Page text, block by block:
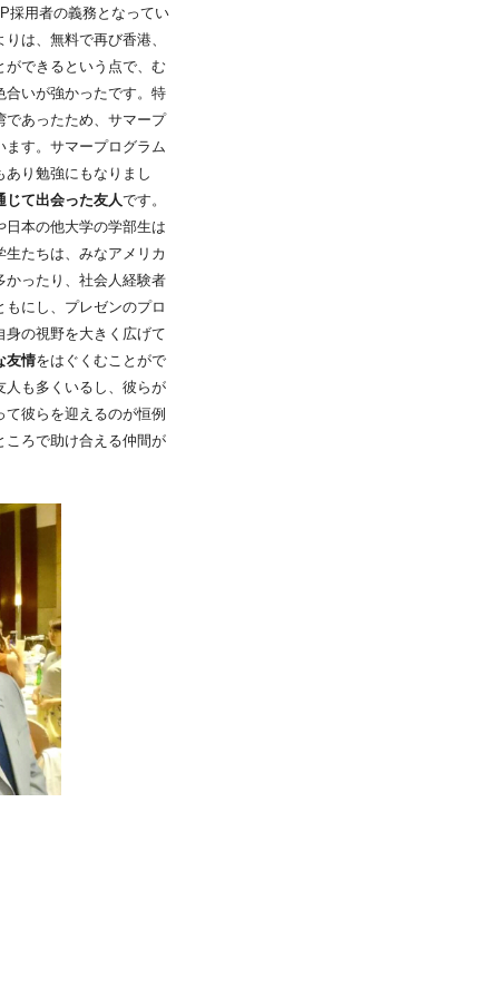
採用者の義務となってい
は、無料で再び香港、
できるという点で、む
合いが強かったです。特
であったため、サマープ
す。サマープログラム
り勉強にもなりまし
じて出会った友人です。
本の他大学の学部生は
たちは、みなアメリカ
かったり、社会人経験者
にし、プレゼンのプロ
の視野を大きく広げて
友情をはぐくむことがで
人も多くいるし、彼らが
彼らを迎えるのが恒例
ころで助け合える仲間が